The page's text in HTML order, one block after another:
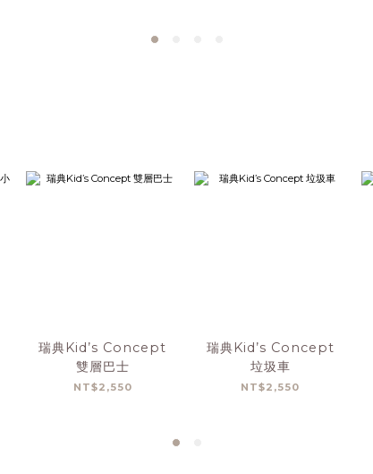
瑞典Kid’s Concept
雙層巴士
NT$2,550
瑞典Kid’s Concept
垃圾車
NT$2,550